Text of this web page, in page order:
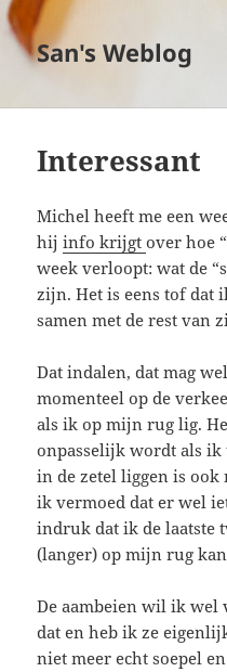
San's Weblog
Interessant
Michel heeft me een
hijinfo krijgtover hoe
week verloopt: wat de
zijn. Het is eens tof dat
samen met de rest van
Dat indalen, dat mag
momenteel op de
als ik op mijn rug lig.
onpasselijk wordt als
in de zetel liggen is
ik vermoed dat er wel
indruk dat ik de laatste
(langer) op mijn rug
De aambeien wil ik wel
dat en heb ik ze
niet meer echt soepel